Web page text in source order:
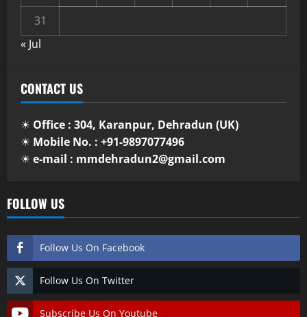
31
« Jul
CONTACT US
☀ Office : 304, Karanpur, Dehradun (UK)
☀ Mobile No. : +91-9897077496
☀ e-mail : mmdehradun2@gmail.com
FOLLOW US
Follow Us On Facebook
Follow Us On Twitter
Subscribe Us On Youtube